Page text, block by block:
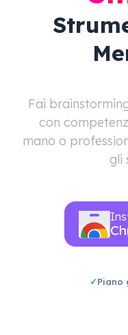
Fai
con
mano o
gli
Piano